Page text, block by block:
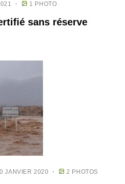
1 PHOTO
sans réserve
JANVIER 2020 2 PHOTOS